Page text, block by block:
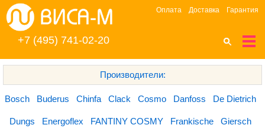
Оплата Доставка Гарантия
+7 (495) 741-02-20
Производители:
Bosch Buderus Chinfa Clack Cosmo Danfoss De Dietrich
Dungs Energoflex FANTINY COSMY Frankische Giersch